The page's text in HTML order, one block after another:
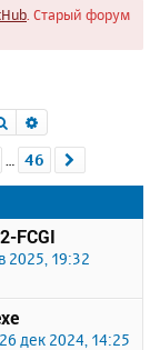
. Старый форум
Поиск
46
FCGI
2025, 19:32
26 дек 2024, 14:25